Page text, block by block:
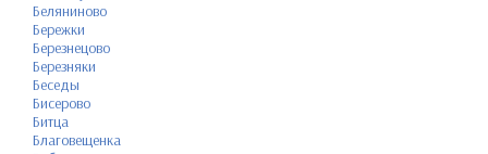
Беляниново
Бережки
Березнецово
Березняки
Беседы
Бисерово
Битца
Благовещенка